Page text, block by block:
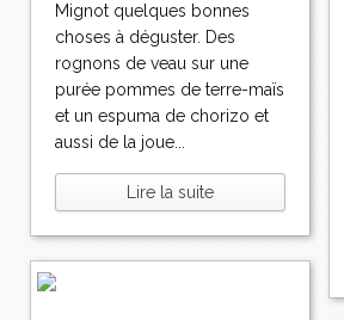
Mignot quelques bonnes
choses à déguster. Des
rognons de veau sur une
purée pommes de terre-maïs
et un espuma de chorizo et
aussi de la joue...
Lire la suite